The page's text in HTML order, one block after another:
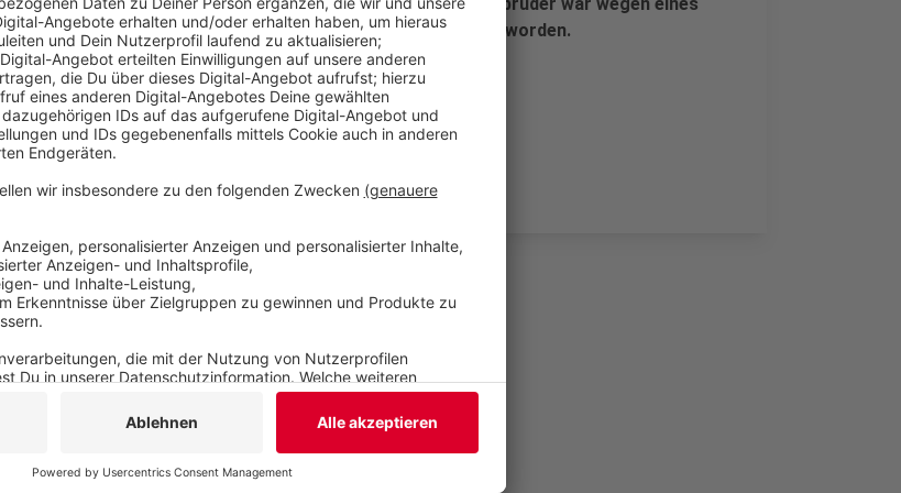
ähnlichen Falls schon im Frühjahr zu fünfeinhalb Jahren Haft worden.
Veröffentlicht: Mittwoch, 23.09.2020 09:13
Anzeige